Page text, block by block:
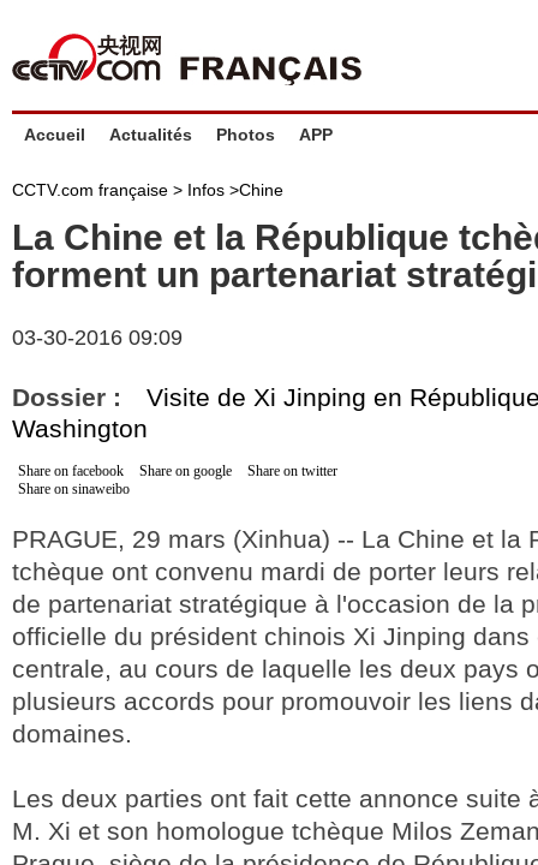
Accueil Actualités Photos APP
CCTV.com française > Infos >Chine
La Chine et la République
forment un partenariat
03-30-2016 09:09
Dossier : Visite de Xi Jinping en
Washington
Share on facebook Share on google
Share on twitter
Share on sinaweibo
PRAGUE, 29 mars (Xinhua) -- La Chine et la
tchèque ont convenu mardi de porter leurs
de partenariat stratégique à l'occasion de la
officielle du président chinois Xi Jinping
centrale, au cours de laquelle les deux pays
plusieurs accords pour promouvoir les liens
domaines.
Les deux parties ont fait cette annonce suite
M. Xi et son homologue tchèque Milos